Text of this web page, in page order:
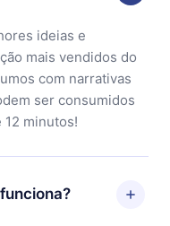
ideias e
mais vendidos do
com narrativas
ser consumidos
minutos!